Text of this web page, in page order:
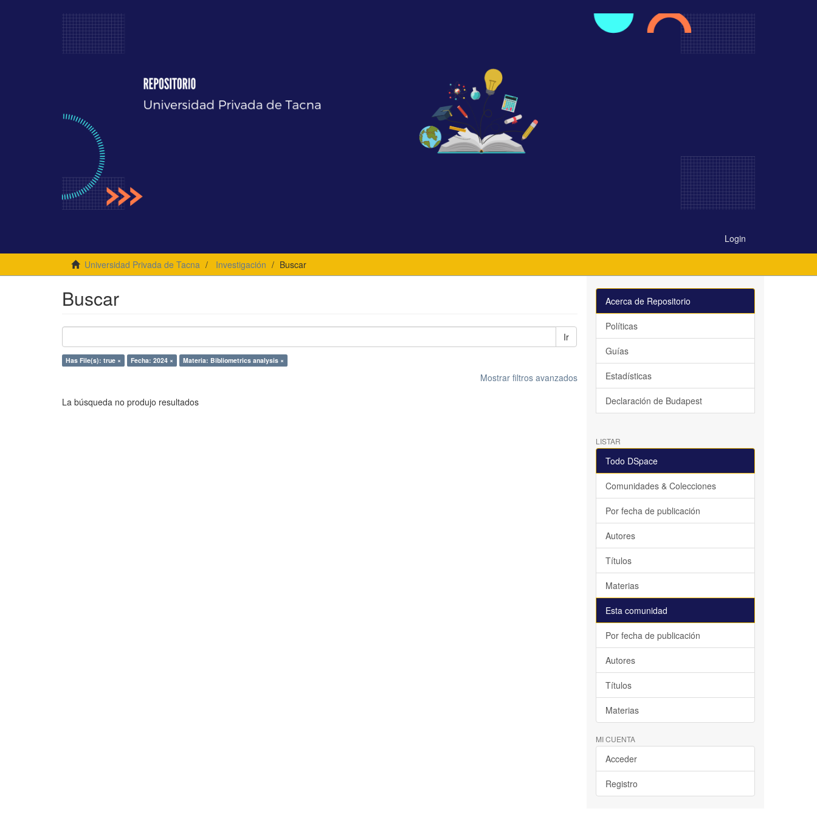
Login
Universidad Privada de Tacna Investigación Buscar
Buscar
Ir
Has File(s): true × Fecha: 2024 × Materia: Bibliometrics analysis ×
Mostrar filtros avanzados
La búsqueda no produjo resultados
Acerca de Repositorio
Políticas
Guías
Estadísticas
Declaración de Budapest
LISTAR
Todo DSpace
Comunidades & Colecciones
Por fecha de publicación
Autores
Títulos
Materias
Esta comunidad
Por fecha de publicación
Autores
Títulos
Materias
MI CUENTA
Acceder
Registro